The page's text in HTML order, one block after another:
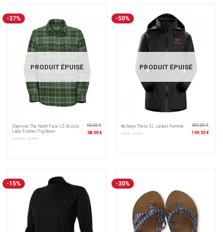
PRODUIT ÉPUISÉ
-37%
Chemise The North Face LS Grizzly
Lake Flannel Fig Green
CHEMISES • HOMME
60.00 €
38.00 €
PRODUIT ÉPUISÉ
-50%
Arc'teryx Theta SL Jacket Femme
FEMME • VESTES
399.00 €
199.50 €
-15% -30%